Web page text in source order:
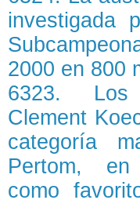
investigada
2000 en 800
6323. Los
Clement
categoría
Pertom, en
como